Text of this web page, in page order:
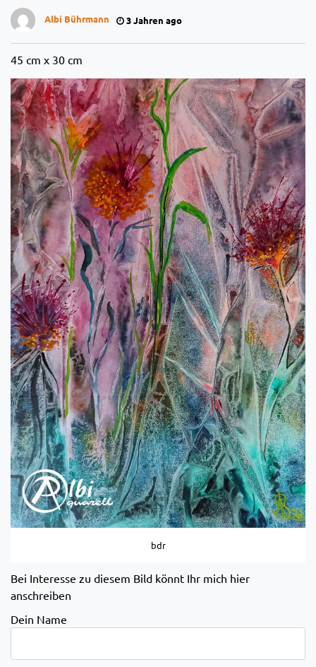
Albi Bührmann 3 Jahren ago
45 cm x 30 cm
bdr
Bei Interesse zu diesem Bild könnt Ihr mich hier
anschreiben
Dein Name